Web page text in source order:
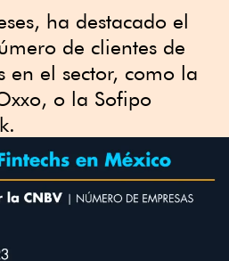
ha destacado el
de clientes de
en el sector, como la
o la Sofipo